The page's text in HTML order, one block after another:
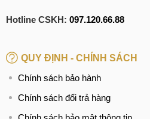
602 Lê Hồng Phong,
Tại Đà Nẵng
Hotline CSKH: 097.120.66.88
QUY ĐỊNH - CHÍNH SÁCH
Chính sách bảo hành
Chính sách đổi trả hàng